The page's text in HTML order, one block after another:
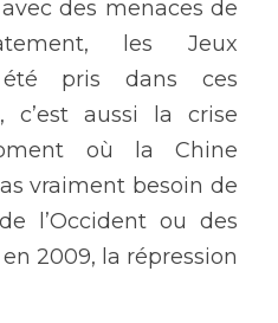
des menaces de
les Jeux
pris dans ces
c’est aussi la crise
où la Chine
vraiment besoin de
l’Occident ou des
2009, la répression